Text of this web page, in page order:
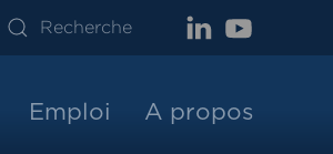
Emploi A propos